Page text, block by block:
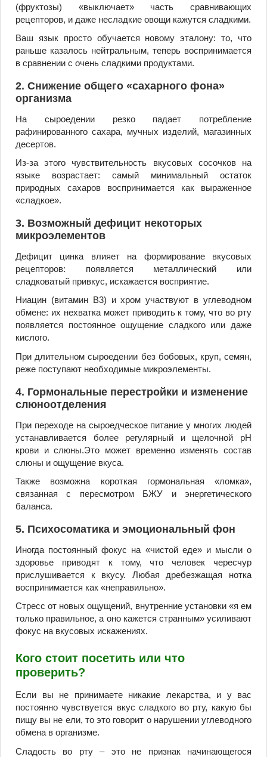
(фруктозы) «выключает» часть сравнивающих
рецепторов, и даже несладкие овощи кажутся сладкими.
Ваш язык просто обучается новому эталону: то, что
раньше казалось нейтральным, теперь воспринимается
в сравнении с очень сладкими продуктами.
2. Снижение общего «сахарного фона»
организма
На сыроедении резко падает потребление
рафинированного сахара, мучных изделий, магазинных
десертов.
Из-за этого чувствительность вкусовых сосочков на
языке возрастает: самый минимальный остаток
природных сахаров воспринимается как выраженное
«сладкое».
3. Возможный дефицит некоторых
микроэлементов
Дефицит цинка влияет на формирование вкусовых
рецепторов: появляется металлический или
сладковатый привкус, искажается восприятие.
Ниацин (витамин B3) и хром участвуют в углеводном
обмене: их нехватка может приводить к тому, что во рту
появляется постоянное ощущение сладкого или даже
кислого.
При длительном сыроедении без бобовых, круп, семян,
реже поступают необходимые микроэлементы.
4. Гормональные перестройки и изменение
слюноотделения
При переходе на сыроедческое питание у многих людей
устанавливается более регулярный и щелочной pH
крови и слюны.Это может временно изменять состав
слюны и ощущение вкуса.
Также возможна короткая гормональная «ломка»,
связанная с пересмотром БЖУ и энергетического
баланса.
5. Психосоматика и эмоциональный фон
Иногда постоянный фокус на «чистой еде» и мысли о
здоровье приводят к тому, что человек чересчур
прислушивается к вкусу. Любая дребезжащая нотка
воспринимается как «неправильно».
Стресс от новых ощущений, внутренние установки «я ем
только правильное, а оно кажется странным» усиливают
фокус на вкусовых искажениях.
Кого стоит посетить или что
проверить?
Если вы не принимаете никакие лекарства, и у вас
постоянно чувствуется вкус сладкого во рту, какую бы
пищу вы не ели, то это говорит о нарушении углеводного
обмена в организме.
Сладость во рту – это не признак начинающегося